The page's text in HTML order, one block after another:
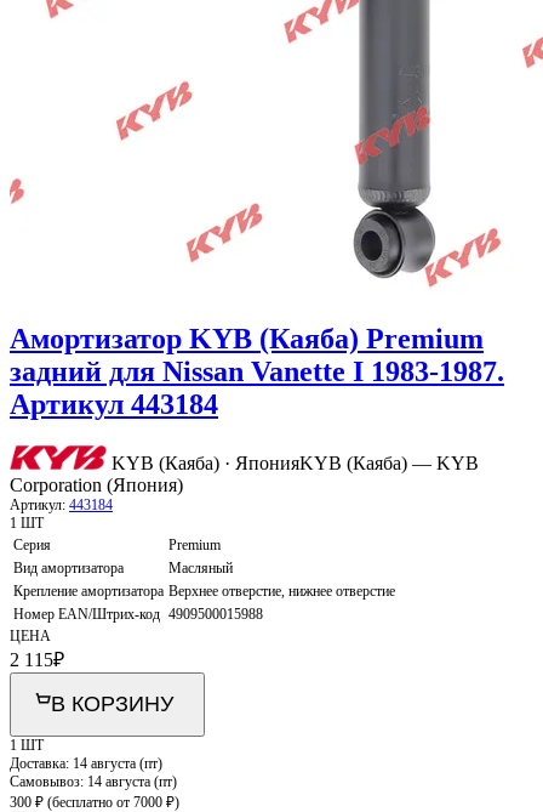
Амортизатор KYB (Каяба) Premium
задний для Nissan Vanette I 1983-1987.
Артикул 443184
KYB (Каяба) · ЯпонияKYB (Каяба) — KYB
Corporation (Япония)
Артикул: 443184
1 ШТ
Серия
Premium
Вид амортизатора
Масляный
Крепление амортизатора Верхнее отверстие, нижнее отверстие
Номер EAN/Штрих-код 4909500015988
ЦЕНА
2 115₽
В КОРЗИНУ
1 ШТ
Доставка: 14 августа (пт)
Самовывоз: 14 августа (пт)
300 ₽ (бесплатно от 7000 ₽)